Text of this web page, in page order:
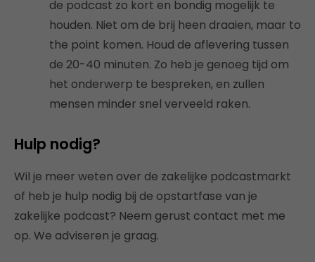
de podcast zo kort en bondig mogelijk te
houden. Niet om de brij heen draaien, maar to
the point komen. Houd de aflevering tussen
de 20-40 minuten. Zo heb je genoeg tijd om
het onderwerp te bespreken, en zullen
mensen minder snel verveeld raken.
Hulp nodig?
Wil je meer weten over de zakelijke podcastmarkt
of heb je hulp nodig bij de opstartfase van je
zakelijke podcast? Neem gerust contact met me
op. We adviseren je graag.